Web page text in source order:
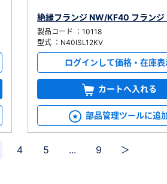
絶縁フランジ NW/KF40 フランジ
製品コード ：10118
型式 ：N40ISL12KV
ログインして価格・在庫表
カートへ入れる
部品管理ツールに追
4 5 ... 9 ＞